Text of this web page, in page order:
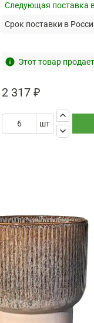
Следующая поставка
Срок поставки в
info Этот товар
2 317 ₽
шт
keyboard_arrow_up
keyboard_arrow_down